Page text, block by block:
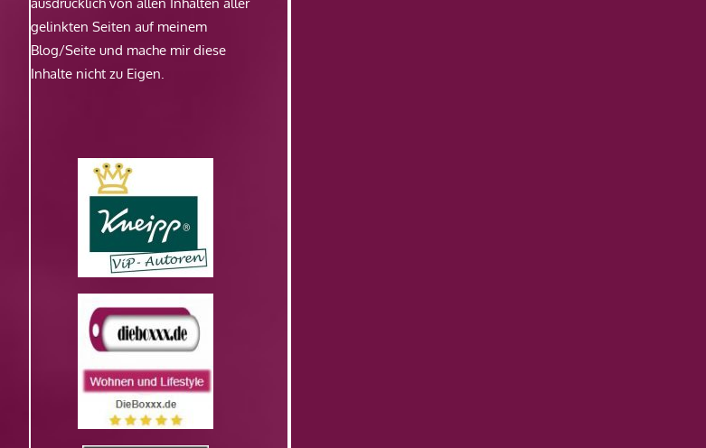
gelinkten Seiten auf meinem
Blog/Seite und mache mir diese
Inhalte nicht zu Eigen.